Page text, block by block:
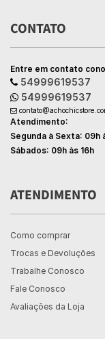
CONTATO
Entre em contato
54999619537
54999619537
Atendimento:
Segunda à Sexta: 09h
Sábados: 09h às 16h
ATENDIMENTO
Como comprar
Trocas e Devoluções
Trabalhe Conosco
Fale Conosco
Avaliações da Loja